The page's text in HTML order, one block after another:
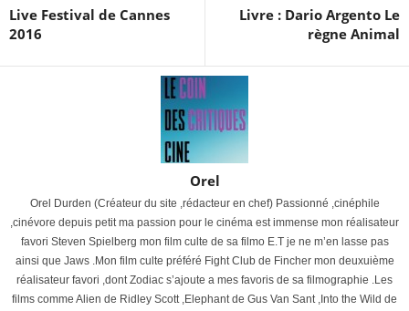
Live Festival de Cannes
2016
Livre : Dario Argento Le
règne Animal
Orel
Orel Durden (Créateur du site ,rédacteur en chef) Passionné ,cinéphile
,cinévore depuis petit ma passion pour le cinéma est immense mon réalisateur
favori Steven Spielberg mon film culte de sa filmo E.T je ne m’en lasse pas
ainsi que Jaws .Mon film culte préféré Fight Club de Fincher mon deuxuième
réalisateur favori ,dont Zodiac s’ajoute a mes favoris de sa filmographie .Les
films comme Alien de Ridley Scott ,Elephant de Gus Van Sant ,Into the Wild de